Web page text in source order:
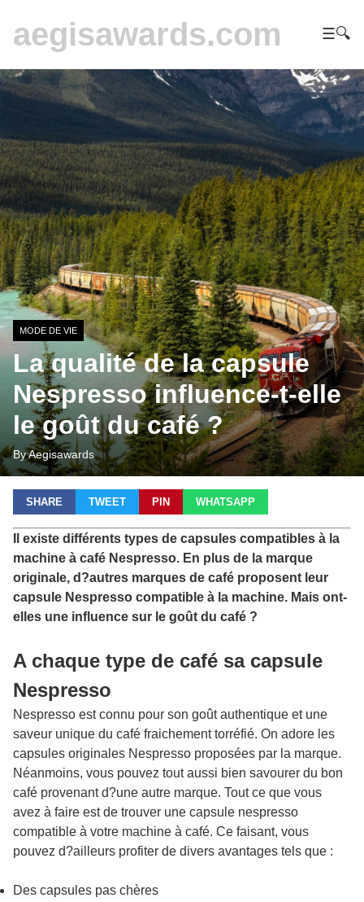
aegisawards.com ☰🔍
MODE DE VIE
La qualité de la capsule
Nespresso influence-t-elle
le goût du café ?
By Aegisawards
SHARE TWEET PIN WHATSAPP
Il existe différents types de capsules compatibles à la
machine à café Nespresso. En plus de la marque
originale, d?autres marques de café proposent leur
capsule Nespresso compatible à la machine. Mais ont-
elles une influence sur le goût du café ?
A chaque type de café sa capsule
Nespresso
Nespresso est connu pour son goût authentique et une
saveur unique du café fraichement torréfié. On adore les
capsules originales Nespresso proposées par la marque.
Néanmoins, vous pouvez tout aussi bien savourer du bon
café provenant d?une autre marque. Tout ce que vous
avez à faire est de trouver une capsule nespresso
compatible à votre machine à café. Ce faisant, vous
pouvez d?ailleurs profiter de divers avantages tels que :
Des capsules pas chères